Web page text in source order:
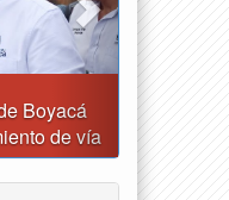
el viernes